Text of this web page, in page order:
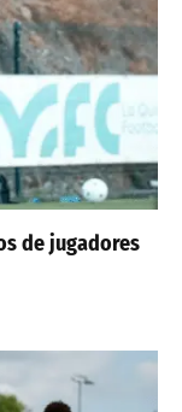
de jugadores